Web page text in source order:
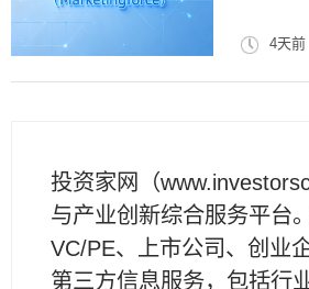
4天前
投资家网（
与产业创新综合服务平台
VC/PE、上市公司、创业
第三方信息服务，包括行